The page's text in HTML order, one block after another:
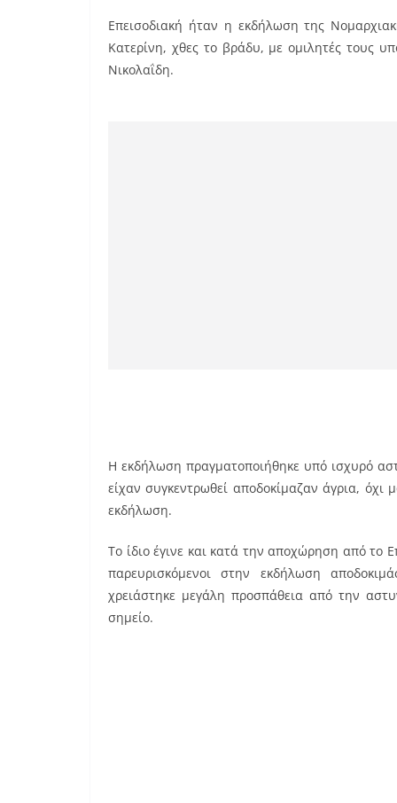
a
c
e
m
ai
l
nt
er
Επεισοδιακή ήταν η εκδήλωση της
Κατερίνη, χθες το βράδυ, με ομιλητές τους
Νικολαΐδη.
H εκδήλωση πραγματοποιήθηκε υπό ισχυρό
είχαν συγκεντρωθεί αποδοκίμαζαν άγρια,
εκδήλωση.
Το ίδιο έγινε και κατά την αποχώρηση από το
παρευρισκόμενοι στην εκδήλωση
χρειάστηκε μεγάλη προσπάθεια από την
σημείο.